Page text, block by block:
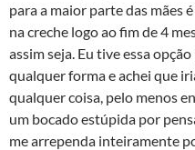
para a maior parte das mães
na creche logo ao fim de 4
assim seja. Eu tive essa
qualquer forma e achei que
qualquer coisa, pelo menos
um bocado estúpida por
me arrependa inteiramente